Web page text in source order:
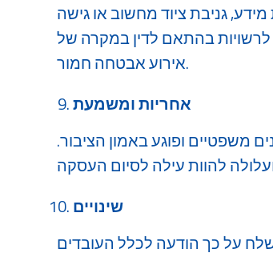
גניבת ציוד מחשוב או גישה
לרשויות בהתאם לדין במקרה של
אירוע אבטחה חמור.
אחריות ומשמעת
משפטיים ופוגע באמון הציבור.
שינויים